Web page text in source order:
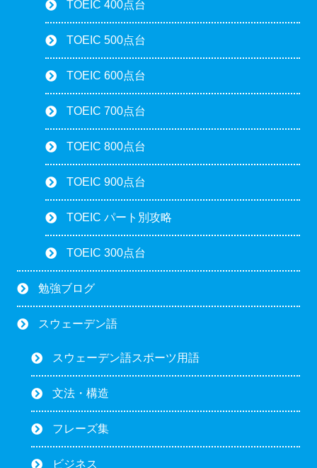
TOEIC 400点台
TOEIC 500点台
TOEIC 600点台
TOEIC 700点台
TOEIC 800点台
TOEIC 900点台
TOEIC パート別攻略
TOEIC 300点台
勉強ブログ
スウェーデン語
スウェーデン語スポーツ用語
文法・構造
フレーズ集
ビジネス